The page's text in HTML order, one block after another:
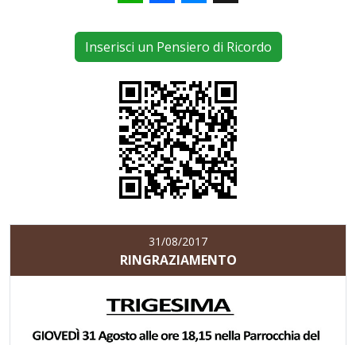
Inserisci un Pensiero di Ricordo
31/08/2017
RINGRAZIAMENTO